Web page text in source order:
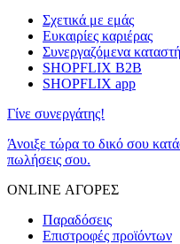
Σχετικά με εμάς
Ευκαιρίες καριέρας
Συνεργαζόμενα
SHOPFLIX B2B
SHOPFLIX app
Γίνε συνεργάτης!
Άνοιξε τώρα το δικό σου
πωλήσεις σου.
ONLINE ΑΓΟΡΕΣ
Παραδόσεις
Επιστροφές προϊόντων